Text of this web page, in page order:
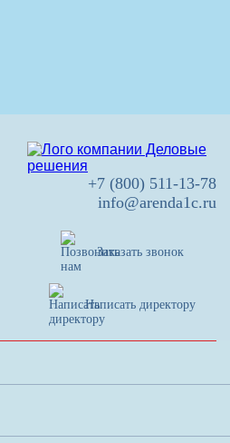
+7 (800) 511-13-78
info@arenda1c.ru
Заказать звонок
Написать директору